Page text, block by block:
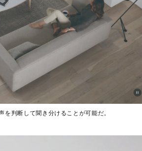
判断して聞き分けることが可能だ。